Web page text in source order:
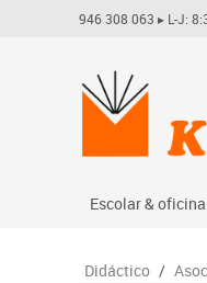
946 308 063 ▸ L-J:
Escolar & oficina
Archivo
Didáctico /